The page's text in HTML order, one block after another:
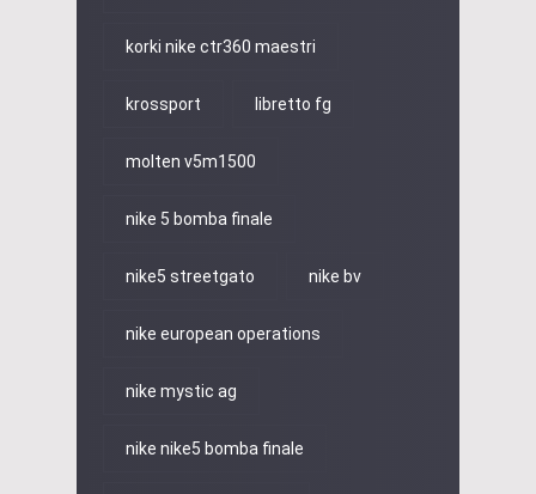
korki nike ctr360 maestri
krossport libretto fg
molten v5m1500
nike 5 bomba finale
nike5 streetgato nike bv
nike european operations
nike mystic ag
nike nike5 bomba finale